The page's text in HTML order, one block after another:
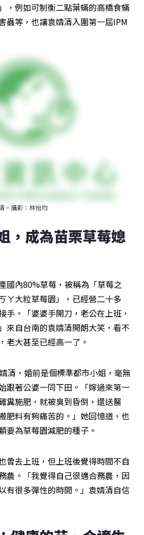
，例如可制衡二點葉蟎的高橋食蟎
蟲等，也讓袁婧清入圍第一屆IPM
。攝影：林怡均
，成為苗栗草莓媳
國內80%草莓，被稱為「草莓之
ㄚ大粒草莓園」，已經營二十多
手。「婆婆手開刀，老公在上班，
來自台南的袁婧清開朗大笑，看不
老大甚至已經高一了。
清，婚前是個標準都市小姐，毫無
跟著公婆一同下田。「嫁過來第一
糞施肥，就被臭到昏倒，還送醫
肥料有夠痛苦的。」她回憶道，也
要為草莓園減肥的種子。
曾去上班，但上班後覺得時間不自
農。「我覺得自己很適合務農，因
有很多彈性的時間。」袁婧清自信